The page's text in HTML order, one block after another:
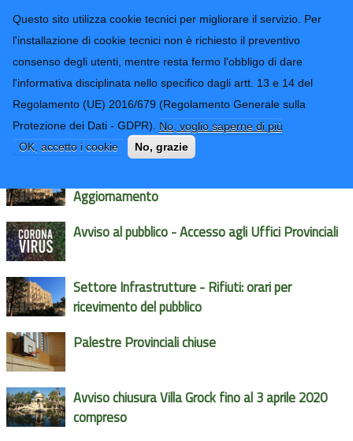
Questo sito utilizza cookie tecnici per migliorare il servizio. Per
l'installazione di cookie tecnici non è richiesto il preventivo
consenso degli utenti, mentre resta fermo l'obbligo di dare
l'informativa disciplinata nello specifico dagli artt. 13 e 14 del
Regolamento (UE) 2016/679 (Regolamento Generale sulla
Protezione dei Dati - GDPR). No, voglio saperne di più
OK, accetto i cookie
No, grazie
Provincia di
Imperia
CONTATTI-URP
TRASPARENZA
Form di ricerca
Avvisi e News
Aggiornamento
Avviso al pubblico - Accesso agli Uffici Provinciali
Settore Infrastrutture - Rifiuti: orari per
ricevimento del pubblico
Palestre Provinciali chiuse
Avviso chiusura Villa Grock fino al 3 aprile 2020
compreso